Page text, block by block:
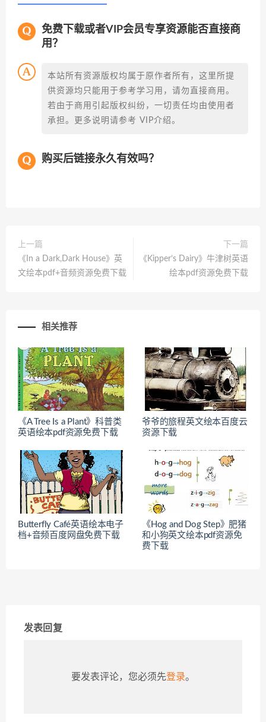
免费下载或者VIP会员专享资源能否直接商
用？
本站所有资源版权均属于原作者所有，这里所提
供资源均只能用于参考学习用，请勿直接商用。
若由于商用引起版权纠纷，一切责任均由使用者
承担。更多说明请参考 VIP介绍。
购买后链接永久有效吗？
上一篇
《In a Dark,Dark House》英
文绘本pdf+音频资源免费下载
下一篇
《Kipper’s Dairy》牛津树英语
绘本pdf资源免费下载
相关推荐
《A Tree Is a Plant》科普类
英语绘本pdf资源免费下载
爷爷的旅程英文绘本百度云
资源下载
Butterfly Café英语绘本电子
档+音频百度网盘免费下载
《Hog and Dog Step》肥猪
和小狗英文绘本pdf资源免
费下载
发表回复
要发表评论，您必须先登录。